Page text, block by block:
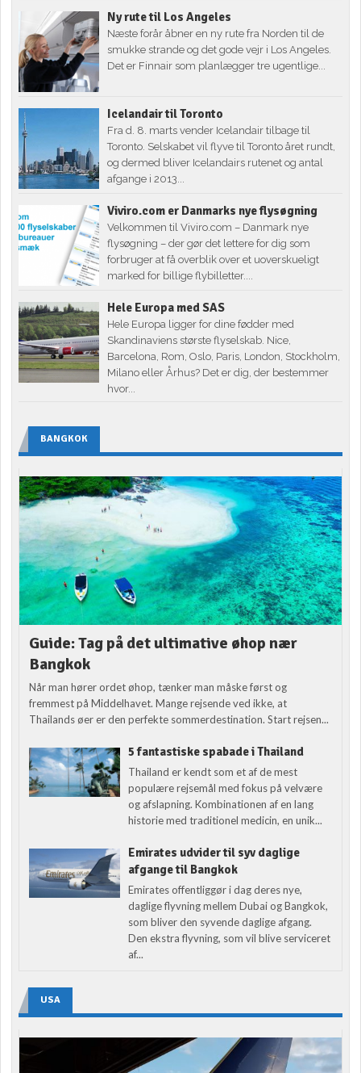
Ny rute til Los Angeles
Næste forår åbner en ny rute fra Norden til de
smukke strande og det gode vejr i Los Angeles.
Det er Finnair som planlægger tre ugentlige...
Icelandair til Toronto
Fra d. 8. marts vender Icelandair tilbage til
Toronto. Selskabet vil flyve til Toronto året rundt,
og dermed bliver Icelandairs rutenet og antal
afgange i 2013...
Viviro.com er Danmarks nye flysøgning
Velkommen til Viviro.com – Danmark nye
flysøgning – der gør det lettere for dig som
forbruger at få overblik over et uoverskueligt
marked for billige flybilletter....
Hele Europa med SAS
Hele Europa ligger for dine fødder med
Skandinaviens største flyselskab. Nice,
Barcelona, Rom, Oslo, Paris, London, Stockholm,
Milano eller Århus? Det er dig, der bestemmer
hvor...
BANGKOK
Guide: Tag på det ultimative øhop nær
Bangkok
Når man hører ordet øhop, tænker man måske først og
fremmest på Middelhavet. Mange rejsende ved ikke, at
Thailands øer er den perfekte sommerdestination. Start rejsen...
5 fantastiske spabade i Thailand
Thailand er kendt som et af de mest
populære rejsemål med fokus på velvære
og afslapning. Kombinationen af en lang
historie med traditionel medicin, en unik...
Emirates udvider til syv daglige
afgange til Bangkok
Emirates offentliggør i dag deres nye,
daglige flyvning mellem Dubai og Bangkok,
som bliver den syvende daglige afgang.
Den ekstra flyvning, som vil blive serviceret
af...
USA